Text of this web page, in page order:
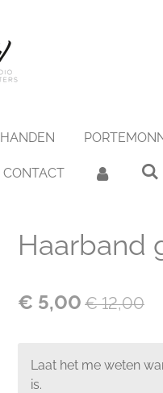
HANDEN
CONTACT
Haarband
€ 5,00 € 12,00
Laat het me weten
is.